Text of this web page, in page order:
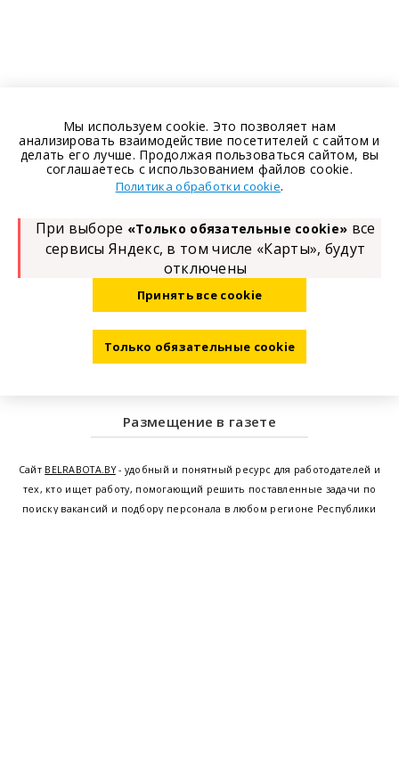
Размещение в газете
Сайт BELRABOTA.BY- удобный и понятный ресурс для работодателей и
тех, кто ищет работу, помогающий решить поставленные задачи по
поиску вакансий и подбору персонала в любом регионе Республики
Мы используем cookie. Это позволяет нам
анализировать взаимодействие посетителей с сайтом и
делать его лучше. Продолжая пользоваться сайтом, вы
соглашаетесь с использованием файлов cookie.
Политика обработки cookie.
При выборе «Только обязательные cookie» все
сервисы Яндекс, в том числе «Карты», будут
отключены
Принять все cookie
Только обязательные cookie